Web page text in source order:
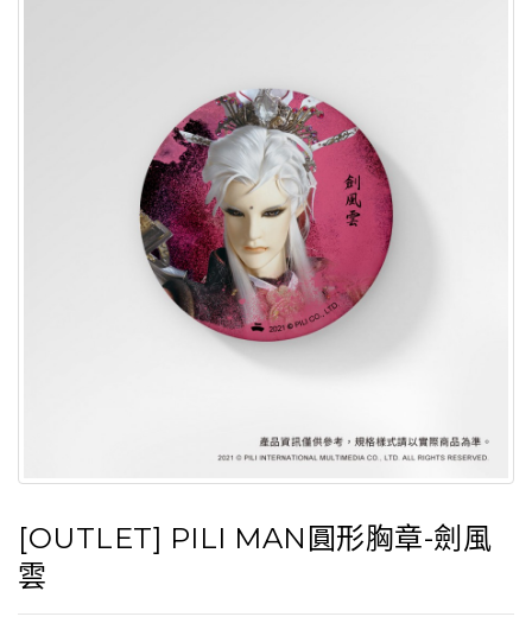
[OUTLET] PILI MAN圓形胸章-劍風
雲